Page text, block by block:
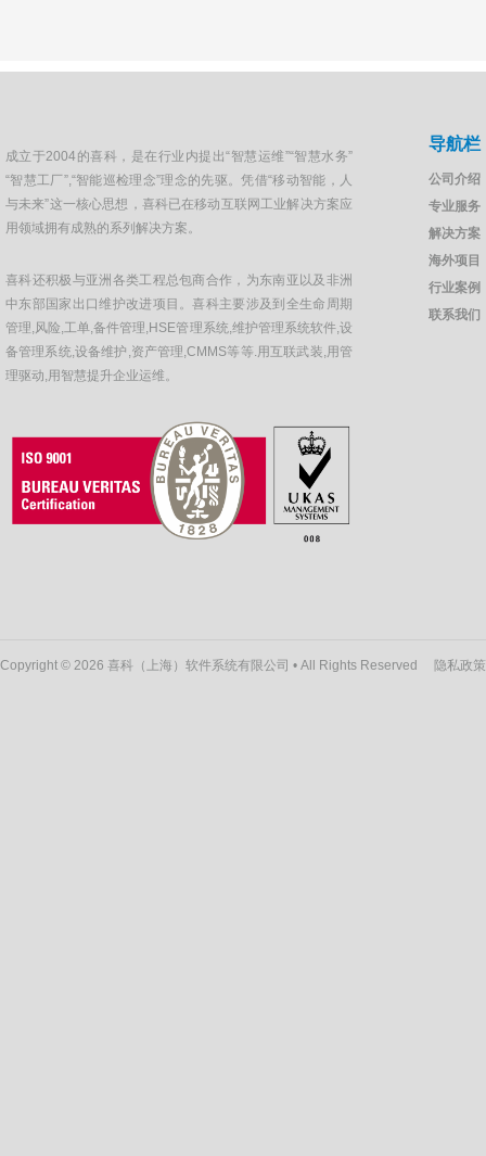
成立于2004的喜科，是在行业内提出“智慧运维”“智慧水务”
“智慧工厂”,“智能巡检理念”理念的先驱。凭借“移动智能，人
与未来”这一核心思想，喜科已在移动互联网工业解决方案应
用领域拥有成熟的系列解决方案。
喜科还积极与亚洲各类工程总包商合作，为东南亚以及非洲
中东部国家出口维护改进项目。喜科主要涉及到全生命周期
管理,风险,工单,备件管理,HSE管理系统,维护管理系统软件,设
备管理系统,设备维护,资产管理,CMMS等等.用互联武装,用管
理驱动,用智慧提升企业运维。
导航栏
公司介绍
专业服务
解决方案
海外项目
行业案例
联系我们
Copyright © 2026 喜科（上海）软件系统有限公司 • All Rights Reserved 隐私政策